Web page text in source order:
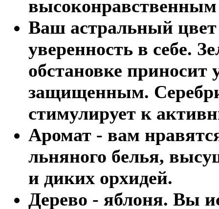
высоконравственным
Ваш астральный
уверенность в себе.
обстановке приносит
защищенным.
стимулирует к
Аромат - вам
льняного белья,
и диких орхидей.
Дерево - яблоня. Вы